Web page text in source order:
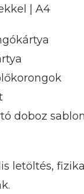
| A4
doboz sablon
letöltés,